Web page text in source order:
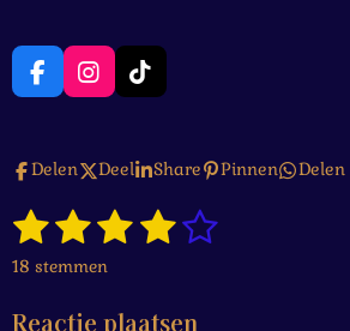
F
a
b
o
k
I
n
a
r
m
T
i
o
Delen Deel Share Pinnen Delen
R
a
t
n
1
s
t
2
s
3
s
4 5
S
18 stemmen
Reactie plaatsen